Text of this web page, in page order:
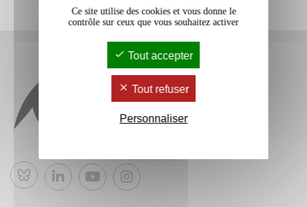
Bluesky
Ce site utilise des cookies et vous donne le
contrôle sur ceux que vous souhaitez activer
Tout accepter
Tout refuser
Personnaliser